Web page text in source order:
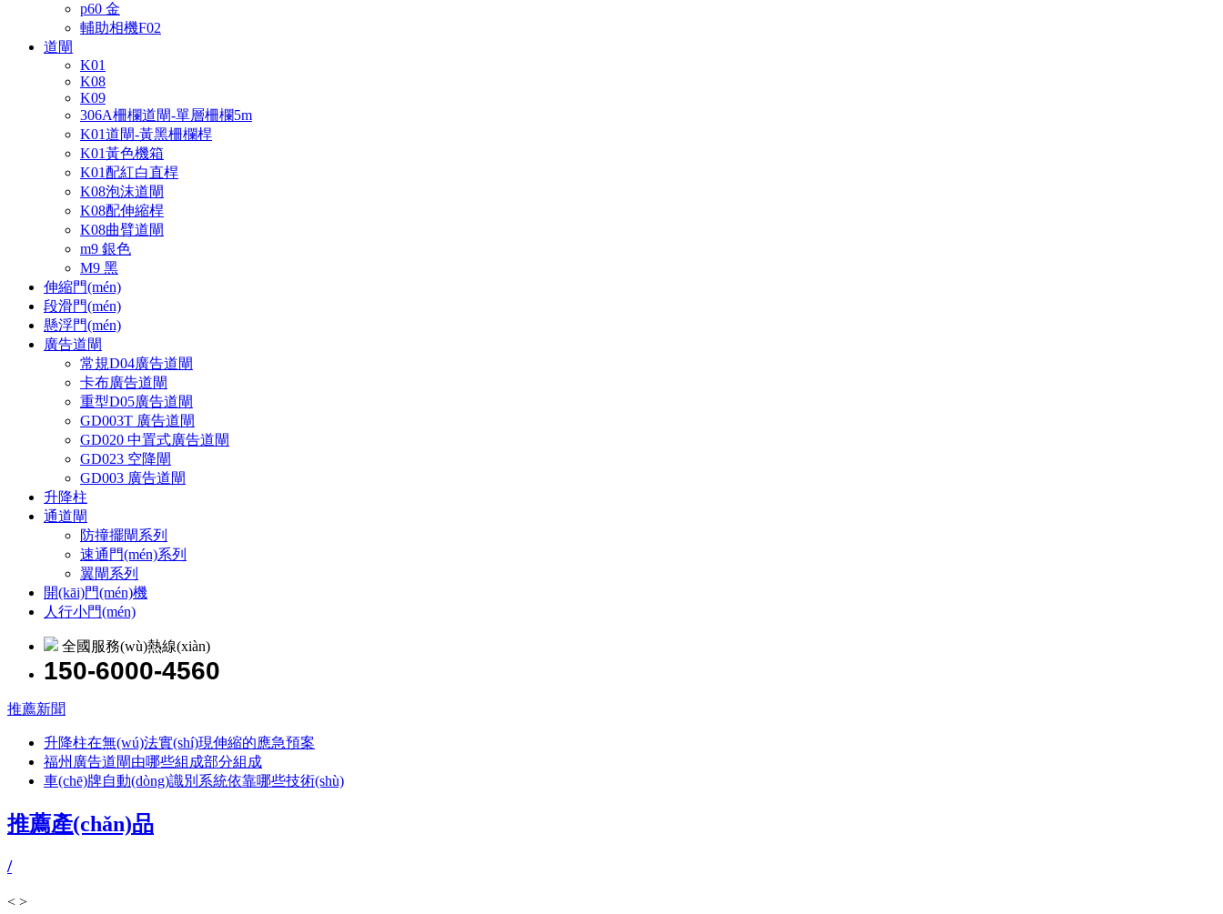
p60 金
輔助相機F02
道閘
K01
K08
K09
306A柵欄道閘-單層柵欄5m
K01道閘-黃黑柵欄桿
K01黃色機箱
K01配紅白直桿
K08泡沫道閘
K08配伸縮桿
K08曲臂道閘
m9 銀色
M9 黑
伸縮門(mén)
段滑門(mén)
懸浮門(mén)
廣告道閘
常規D04廣告道閘
卡布廣告道閘
重型D05廣告道閘
GD003T 廣告道閘
GD020 中置式廣告道閘
GD023 空降閘
GD003 廣告道閘
升降柱
通道閘
防撞擺閘系列
速通門(mén)系列
翼閘系列
開(kāi)門(mén)機
人行小門(mén)
全國服務(wù)熱線(xiàn)
150-6000-4560
推薦新聞
升降柱在無(wú)法實(shí)現伸縮的應急預案
福州廣告道閘由哪些組成部分組成
車(chē)牌自動(dòng)識別系統依靠哪些技術(shù)
推薦產(chǎn)品
/
< >